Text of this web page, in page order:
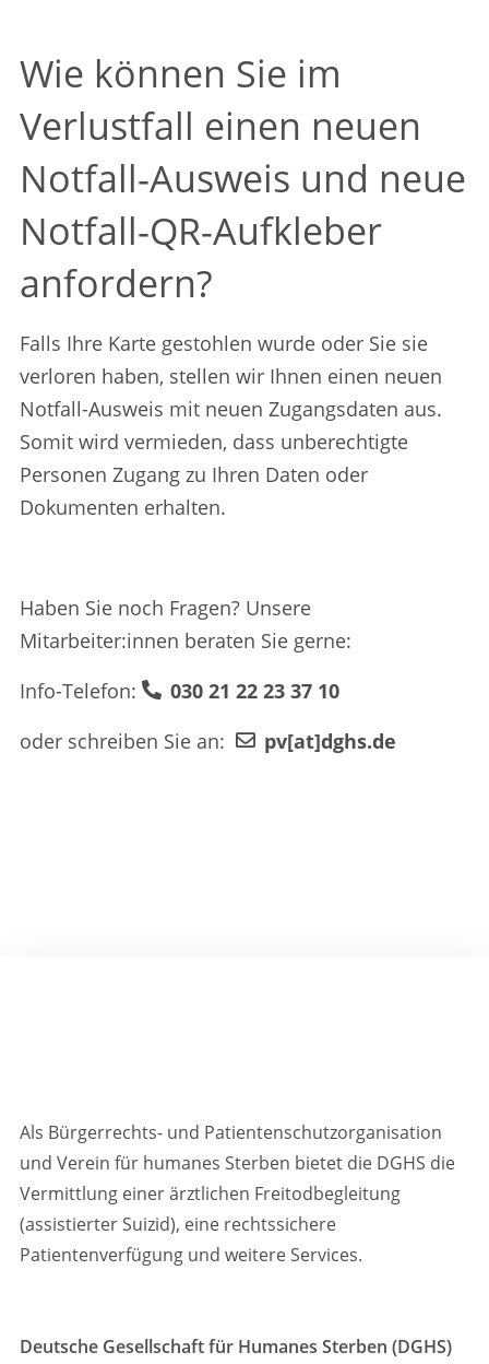
Wie können Sie im
Verlustfall einen neuen
Notfall-Ausweis und neue
Notfall-QR-Aufkleber
anfordern?
Falls Ihre Karte gestohlen wurde oder Sie sie
verloren haben, stellen wir Ihnen einen neuen
Notfall-Ausweis mit neuen Zugangsdaten aus.
Somit wird vermieden, dass unberechtigte
Personen Zugang zu Ihren Daten oder
Dokumenten erhalten.
Haben Sie noch Fragen? Unsere
Mitarbeiter:innen beraten Sie gerne:
Info-Telefon:
030 21 22 23 37 10
oder schreiben Sie an:
pv[at]dghs.de
Als Bürgerrechts- und Patientenschutzorganisation
und Verein für humanes Sterben bietet die DGHS die
Vermittlung einer ärztlichen Freitodbegleitung
(assistierter Suizid), eine rechtssichere
Patientenverfügung und weitere Services.
Deutsche Gesellschaft für Humanes Sterben (DGHS)